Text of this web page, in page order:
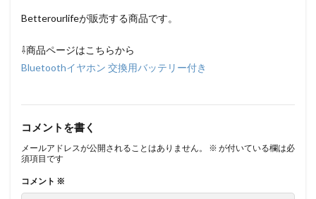
Betterourlifeが販売する商品です。
⇩商品ページはこちらから
Bluetoothイヤホン 交換用バッテリー付き
コメントを書く
メールアドレスが公開されることはありません。 ※ が付いている欄は必
須項目です
コメント ※